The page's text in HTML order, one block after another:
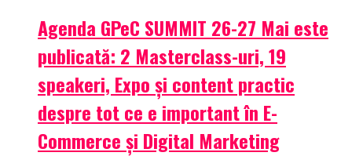
Agenda GPeC SUMMIT 26-27 Mai este
publicată: 2 Masterclass-uri, 19
speakeri, Expo și content practic
despre tot ce e important în E-
Commerce și Digital Marketing